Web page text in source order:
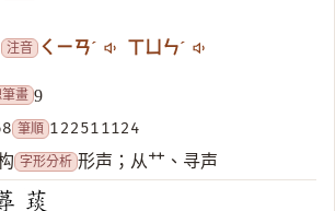
注音 ㄑㄧㄢˊ ㄒㄩㄣˊ
畫 9
筆順 122511124
字形分析 形声；从艹、寻声